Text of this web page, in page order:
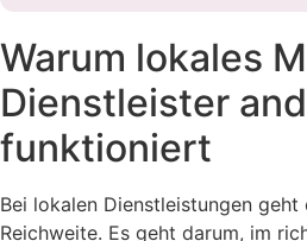
Warum lokales
Dienstleister
funktioniert
Bei lokalen Dienstleistungen geht
Reichweite. Es geht darum, im